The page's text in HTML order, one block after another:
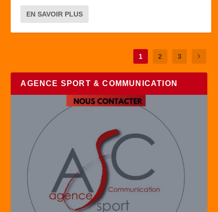
EN SAVOIR PLUS
1 2 3
AGENCE SPORT & COMMUNICATION